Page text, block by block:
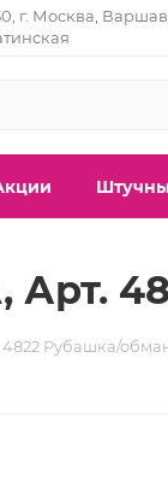
г. Москва,
Арт.
4822 Рубашка/